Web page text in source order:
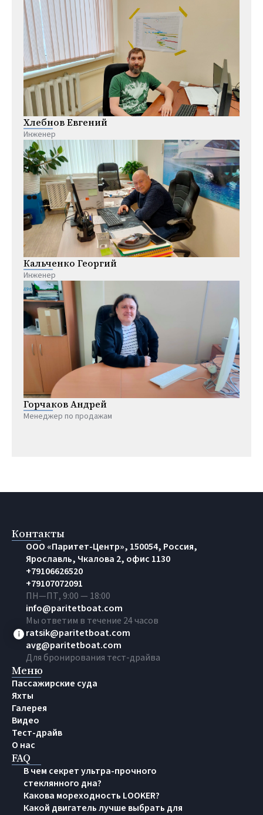
Хлебнов Евгений
Инженер
Кальченко Георгий
Инженер
Горчаков Андрей
Менеджер по продажам
Контакты
OOO «Паритет-Центр», 150054, Россия,
Ярославль, Чкалова 2, офис 1130
+79106626520
+79107072091
ПН—ПТ, 9:00 — 18:00
info@paritetboat.com
Мы ответим в течение 24 часов
ratsik@paritetboat.com
avg@paritetboat.com
Для бронирования тест-драйва
Меню
Пассажирские суда
Яхты
Галерея
Видео
Тест-драйв
О нас
FAQ
В чем секрет ультра-прочного
стеклянного дна?
Какова мореходность LOOKER?
Какой двигатель лучше выбрать для